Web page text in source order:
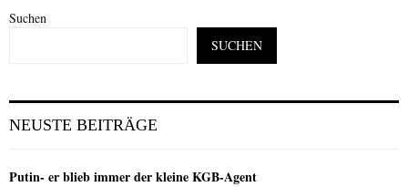
Suchen
SUCHEN
NEUSTE BEITRÄGE
Putin- er blieb immer der kleine KGB-Agent